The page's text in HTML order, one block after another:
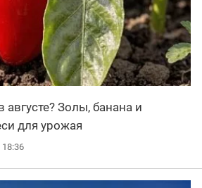
августе? Золы, банана и
для урожая
18:36